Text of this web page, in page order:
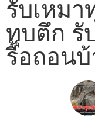
รับเหม
ทุบตึก รั
รื้อถอน